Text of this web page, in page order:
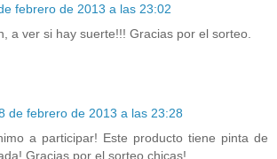
febrero de 2013 a las 23:02
a ver si hay suerte!!! Gracias por el sorteo.
de febrero de 2013 a las 23:28
a participar! Este producto tiene pinta de
Gracias por el sorteo chicas!